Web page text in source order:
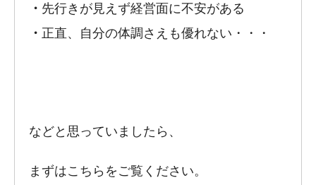
・ 先行きが見えず経営面に不安がある
・ 正直、自分の体調さえも優れない・・・
などと思っていましたら、
まずはこちらをご覧ください。